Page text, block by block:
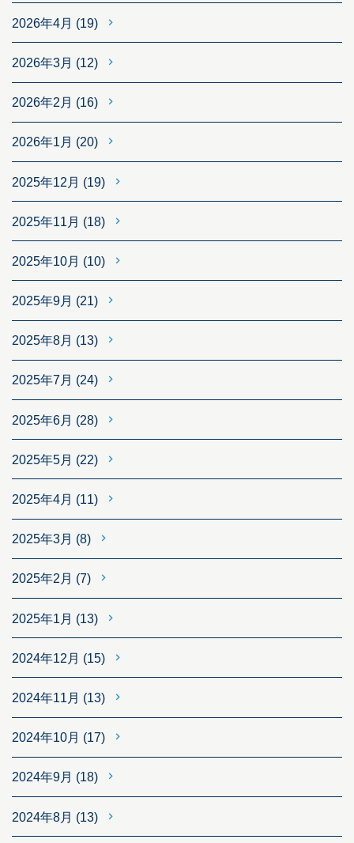
2026年4月 (19)
2026年3月 (12)
2026年2月 (16)
2026年1月 (20)
2025年12月 (19)
2025年11月 (18)
2025年10月 (10)
2025年9月 (21)
2025年8月 (13)
2025年7月 (24)
2025年6月 (28)
2025年5月 (22)
2025年4月 (11)
2025年3月 (8)
2025年2月 (7)
2025年1月 (13)
2024年12月 (15)
2024年11月 (13)
2024年10月 (17)
2024年9月 (18)
2024年8月 (13)